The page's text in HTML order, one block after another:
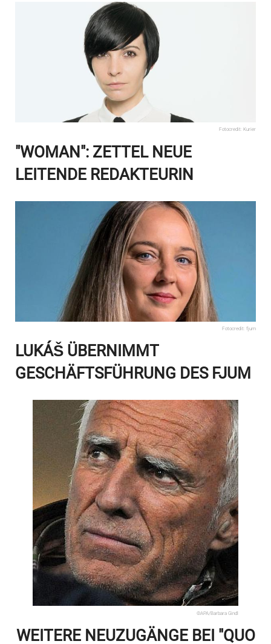
Fotocredit: Kurier
"WOMAN": ZETTEL NEUE
LEITENDE REDAKTEURIN
Fotocredit: fjum
LUKÁŠ ÜBERNIMMT
GESCHÄFTSFÜHRUNG DES FJUM
©APA/Barbara Gindl
WEITERE NEUZUGÄNGE BEI "QUO